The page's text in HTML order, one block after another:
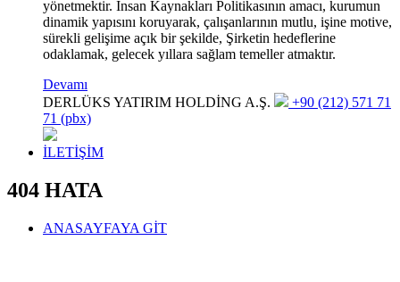
yönetmektir. İnsan Kaynakları Politikasının amacı, kurumun
dinamik yapısını koruyarak, çalışanlarının mutlu, işine motive,
sürekli gelişime açık bir şekilde, Şirketin hedeflerine
odaklamak, gelecek yıllara sağlam temeller atmaktır.
Devamı
DERLÜKS YATIRIM HOLDİNG A.Ş.
+90 (212) 571 71
71 (pbx)
İLETİŞİM
404 HATA
ANASAYFAYA GİT